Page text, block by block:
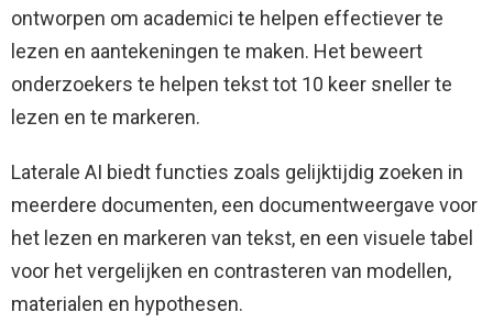
ontworpen om academici te helpen effectiever te
lezen en aantekeningen te maken. Het beweert
onderzoekers te helpen tekst tot 10 keer sneller te
lezen en te markeren.
Laterale AI biedt functies zoals gelijktijdig zoeken in
meerdere documenten, een documentweergave voor
het lezen en markeren van tekst, en een visuele tabel
voor het vergelijken en contrasteren van modellen,
materialen en hypothesen.